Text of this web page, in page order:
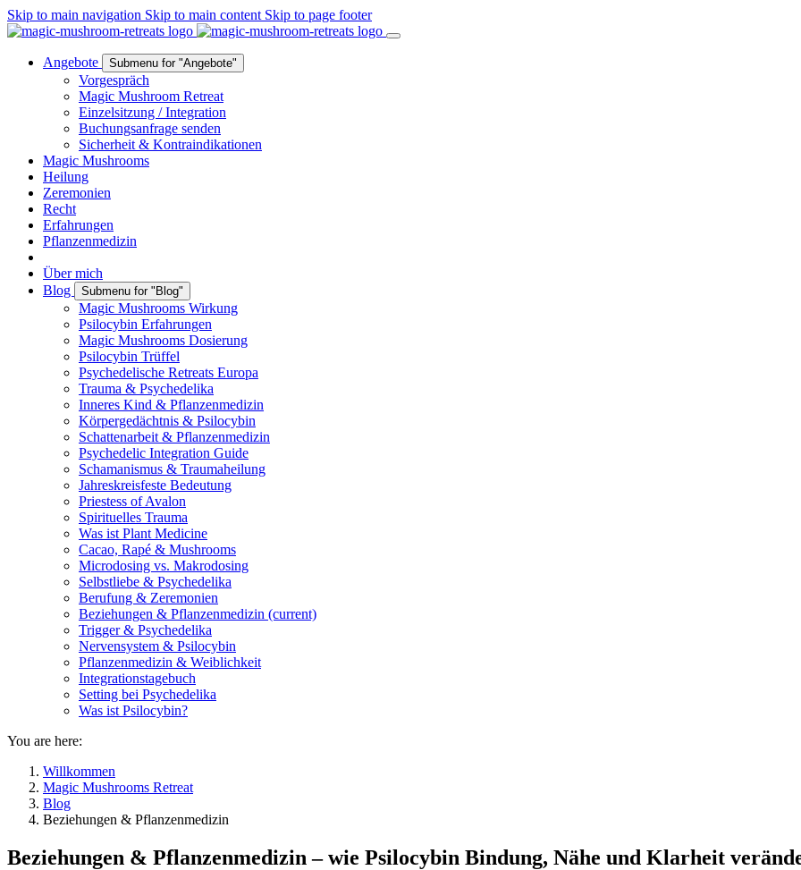
Skip to main navigation Skip to main content Skip to page footer
Angebote Submenu for "Angebote"
Vorgespräch
Magic Mushroom Retreat
Einzelsitzung / Integration
Buchungsanfrage senden
Sicherheit & Kontraindikationen
Magic Mushrooms
Heilung
Zeremonien
Recht
Erfahrungen
Pflanzenmedizin
Über mich
Blog
Submenu for "Blog"
Magic Mushrooms Wirkung
Psilocybin Erfahrungen
Magic Mushrooms Dosierung
Psilocybin Trüffel
Psychedelische Retreats Europa
Trauma & Psychedelika
Inneres Kind & Pflanzenmedizin
Körpergedächtnis & Psilocybin
Schattenarbeit & Pflanzenmedizin
Psychedelic Integration Guide
Schamanismus & Traumaheilung
Jahreskreisfeste Bedeutung
Priestess of Avalon
Spirituelles Trauma
Was ist Plant Medicine
Cacao, Rapé & Mushrooms
Microdosing vs. Makrodosing
Selbstliebe & Psychedelika
Berufung & Zeremonien
Beziehungen & Pflanzenmedizin (current)
Trigger & Psychedelika
Nervensystem & Psilocybin
Pflanzenmedizin & Weiblichkeit
Integrationstagebuch
Setting bei Psychedelika
Was ist Psilocybin?
You are here:
Willkommen
Magic Mushrooms Retreat
Blog
Beziehungen & Pflanzenmedizin
Beziehungen & Pflanzenmedizin – wie Psilocybin Bindung, Nähe und Klarheit